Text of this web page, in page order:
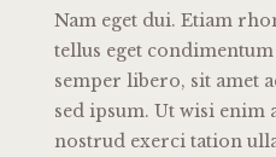
Nam eget dui. Etiam
tellus eget
semper libero, sit amet
sed ipsum. Ut wisi enim
nostrud exerci tation